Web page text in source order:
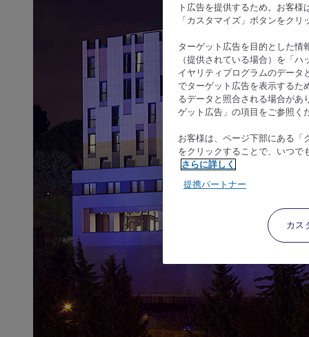
ト広告を提供するため。お客
「カスタマイズ」ボタンをク
ターゲット広告を目的とした情
（提供されている場合）を「
イヤリティプログラムのデータ
でターゲット広告を表示するた
るデータと照合される場合があ
ゲット広告」の項目をご参照く
お客様は、ページ下部にある「
をクリックすることで、いつで
さらに詳しく
提携パートナー
カス